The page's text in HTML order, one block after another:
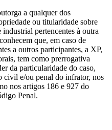
a qualquer dos
ou titularidade sobre
pertencentes à outra
que, em caso de
a outros participantes, a XP,
tem como prerrogativa
da particularidade do caso,
civil e/ou penal do infrator, nos
nos artigos 186 e 927 do
Penal.